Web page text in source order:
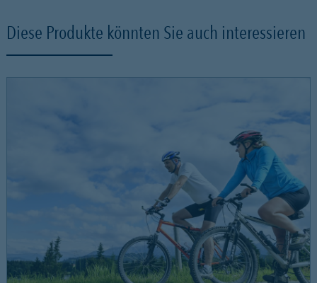
Diese Produkte könnten Sie auch interessieren